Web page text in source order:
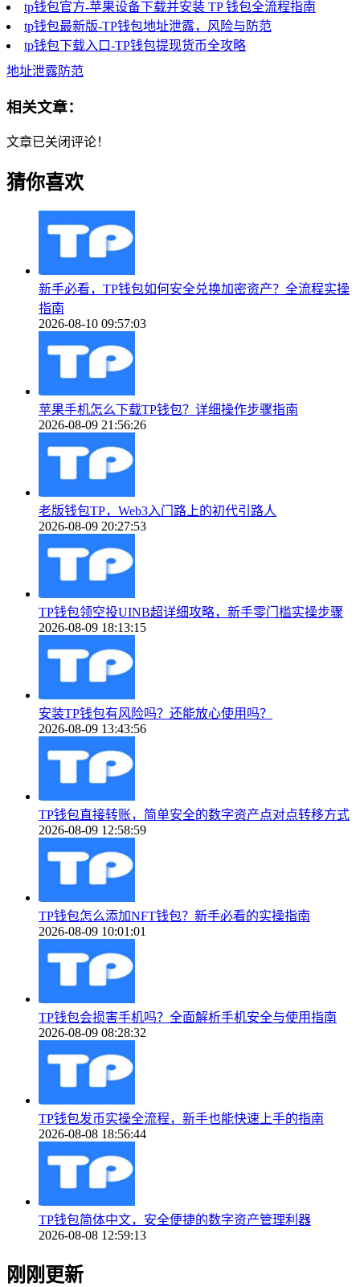
tp钱包官方-苹果设备下载并安装 TP 钱包全流程指南
tp钱包最新版-TP钱包地址泄露，风险与防范
tp钱包下载入口-TP钱包提现货币全攻略
地址泄露防范
相关文章：
文章已关闭评论！
猜你喜欢
新手必看，TP钱包如何安全兑换加密资产？全流程实操
指南
2026-08-10 09:57:03
苹果手机怎么下载TP钱包？详细操作步骤指南
2026-08-09 21:56:26
老版钱包TP，Web3入门路上的初代引路人
2026-08-09 20:27:53
TP钱包领空投UINB超详细攻略，新手零门槛实操步骤
2026-08-09 18:13:15
安装TP钱包有风险吗？还能放心使用吗？
2026-08-09 13:43:56
TP钱包直接转账，简单安全的数字资产点对点转移方式
2026-08-09 12:58:59
TP钱包怎么添加NFT钱包？新手必看的实操指南
2026-08-09 10:01:01
TP钱包会损害手机吗？全面解析手机安全与使用指南
2026-08-09 08:28:32
TP钱包发币实操全流程，新手也能快速上手的指南
2026-08-08 18:56:44
TP钱包简体中文，安全便捷的数字资产管理利器
2026-08-08 12:59:13
刚刚更新